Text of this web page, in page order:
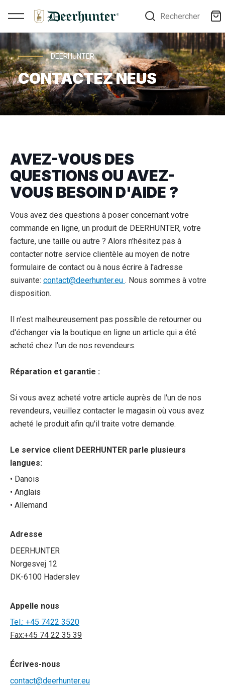
Rechercher
DEERHUNTER
CONTACTEZ NEUS
AVEZ-VOUS DES
QUESTIONS OU AVEZ-
VOUS BESOIN D'AIDE ?
Vous avez des questions à poser concernant votre
commande en ligne, un produit de DEERHUNTER, votre
facture, une taille ou autre ? Alors n'hésitez pas à
contacter notre service clientèle au moyen de notre
formulaire de contact ou à nous écrire à l'adresse
suivante: contact@deerhunter.eu . Nous sommes à votre
disposition.
Il n'est malheureusement pas possible de retourner ou
d'échanger via la boutique en ligne un article qui a été
acheté chez l'un de nos revendeurs.
Réparation et garantie :
Si vous avez acheté votre article auprès de l'un de nos
revendeurs, veuillez contacter le magasin où vous avez
acheté le produit afin qu'il traite votre demande.
Le service client DEERHUNTER parle plusieurs
langues:
• Danois
• Anglais
• Allemand
Adresse
DEERHUNTER
Norgesvej 12
DK-6100 Haderslev
Appelle nous
Tel.: +45 7422 3520
Fax:+45 74 22 35 39
Écrives-nous
contact@deerhunter.eu